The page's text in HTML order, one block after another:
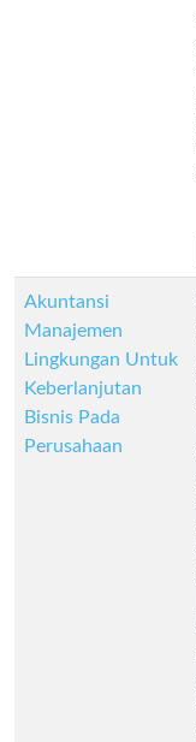
Akuntansi
Manajemen
Lingkungan Untuk
Keberlanjutan
Bisnis Pada
Perusahaan